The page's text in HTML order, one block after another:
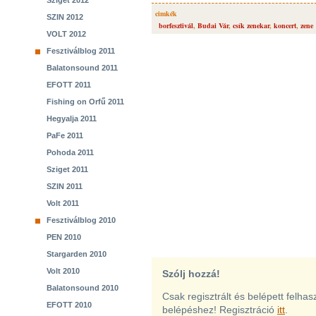
SZIN 2012
VOLT 2012
Fesztiválblog 2011
Balatonsound 2011
EFOTT 2011
Fishing on Orfű 2011
Hegyalja 2011
PaFe 2011
Pohoda 2011
Sziget 2011
SZIN 2011
Volt 2011
Fesztiválblog 2010
PEN 2010
Stargarden 2010
Volt 2010
Balatonsound 2010
EFOTT 2010
cimkék
borfesztivál, Budai Vár, csík zenekar, koncert, zene
Szólj hozzá!
Csak regisztrált és belépett
belépéshez! Regisztráció itt